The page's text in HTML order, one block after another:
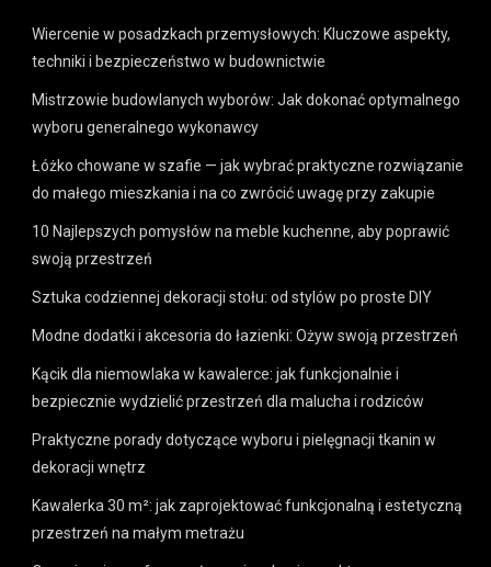
Wiercenie w posadzkach przemysłowych: Kluczowe aspekty,
techniki i bezpieczeństwo w budownictwie
Mistrzowie budowlanych wyborów: Jak dokonać optymalnego
wyboru generalnego wykonawcy
Łóżko chowane w szafie — jak wybrać praktyczne rozwiązanie
do małego mieszkania i na co zwrócić uwagę przy zakupie
10 Najlepszych pomysłów na meble kuchenne, aby poprawić
swoją przestrzeń
Sztuka codziennej dekoracji stołu: od stylów po proste DIY
Modne dodatki i akcesoria do łazienki: Ożyw swoją przestrzeń
Kącik dla niemowlaka w kawalerce: jak funkcjonalnie i
bezpiecznie wydzielić przestrzeń dla malucha i rodziców
Praktyczne porady dotyczące wyboru i pielęgnacji tkanin w
dekoracji wnętrz
Kawalerka 30 m²: jak zaprojektować funkcjonalną i estetyczną
przestrzeń na małym metrażu